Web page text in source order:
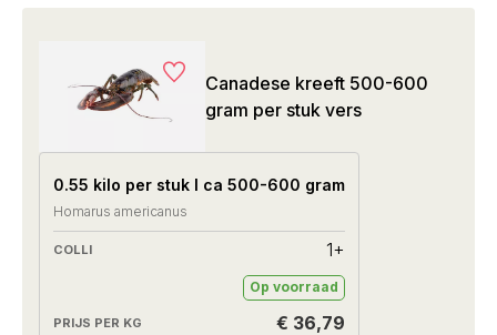
Canadese kreeft 500-600
gram per stuk vers
0.55 kilo per stuk I ca 500-600 gram
Homarus americanus
1+
Op voorraad
€ 36,79